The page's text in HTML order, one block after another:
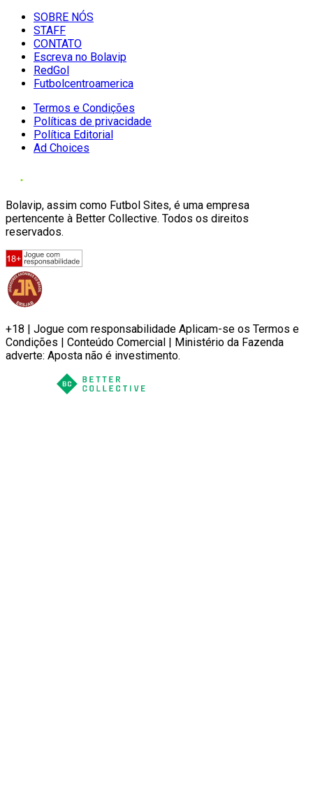
SOBRE NÓS
STAFF
CONTATO
Escreva no Bolavip
RedGol
Futbolcentroamerica
Termos e Condições
Políticas de privacidade
Política Editorial
Ad Choices
Bolavip, assim como Futbol Sites, é uma empresa
pertencente à Better Collective. Todos os direitos
reservados.
+18 | Jogue com responsabilidade Aplicam-se os Termos e
Condições | Conteúdo Comercial | Ministério da Fazenda
adverte: Aposta não é investimento.